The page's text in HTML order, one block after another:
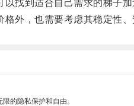
到适合自己需求的梯子加
，也需要考虑其稳定性、
的隐私保护和自由。